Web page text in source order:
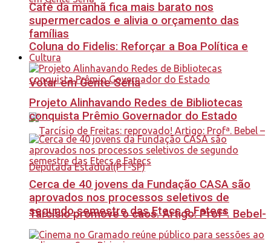
Coluna do Fidelis: Reforçar a Boa Política e
Votar em Gente Séria
Tarcísio promove o caos. Artigo: Profª. Bebel-
Café da manhã fica mais barato nos
supermercados e alivia o orçamento das
famílias
Cultura
Projeto Alinhavando Redes de Bibliotecas
conquista Prêmio Governador do Estado
Cerca de 40 jovens da Fundação CASA são
aprovados nos processos seletivos de
segundo semestre das Etecs e Fatecs